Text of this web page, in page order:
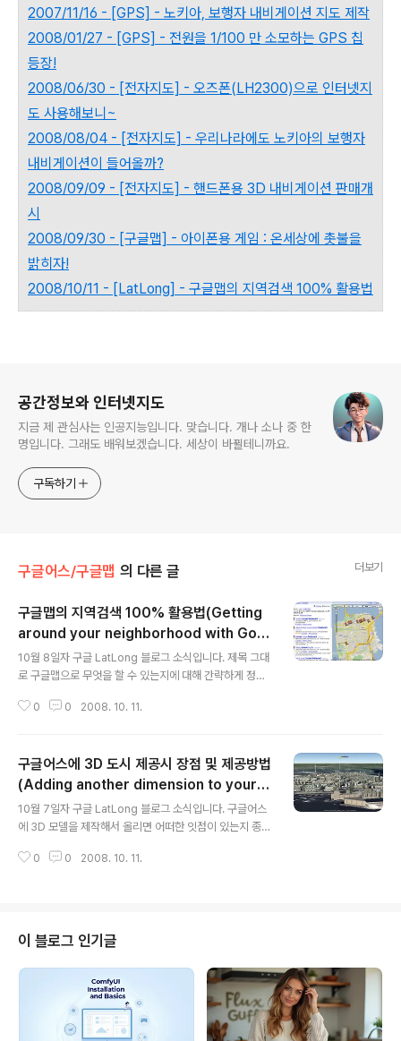
2007/11/16 - [GPS] - 노키아, 보행자 내비게이션 지도 제작
2008/01/27 - [GPS] - 전원을 1/100 만 소모하는 GPS 칩
등장!
2008/06/30 - [전자지도] - 오즈폰(LH2300)으로 인터넷지
도 사용해보니~
2008/08/04 - [전자지도] - 우리나라에도 노키아의 보행자
내비게이션이 들어올까?
2008/09/09 - [전자지도] - 핸드폰용 3D 내비게이션 판매개
시
2008/09/30 - [구글맵] - 아이폰용 게임 : 온세상에 촛불을
밝히자!
2008/10/11 - [LatLong] - 구글맵의 지역검색 100% 활용법
공간정보와 인터넷지도
지금 제 관심사는 인공지능입니다. 맞습니다. 개나 소나 중 한
명입니다. 그래도 배워보겠습니다. 세상이 바뀔테니까요.
구독하기
구글어스/구글맵 의 다른 글 더보기
구글맵의 지역검색 100% 활용법(Getting
around your neighborhood with Goo
gle Maps)
10월 8일자 구글 LatLong 블로그 소식입니다. 제목 그대
로 구글맵으로 무엇을 할 수 있는지에 대해 간략하게 정리
글에서는 크게 다음과 같이 4가지 목적 때문에 지도를 사
문하거나 여행갈 때 그 주변의 시설, 업소 등을 알아보고 싶
을 때 3. 내가 있는 지역에서 그 곳까지 어떻게 찾아가는 방
법을 알고 싶을 때 4. 자신만의 지도를 제작하여 이를 공유
하고자 할 때 이중에서 가장 중요한 기능이 2번째 종류의
또는 지역정보라고 합니다. 이 글에서도 가장 중요한 기능
0 0 2008. 10. 11.
구글어스에 3D 도시 제공시 장점 및 제공방법
(Adding another dimension to your ci
ty)
10월 7일자 구글 LatLong 블로그 소식입니다. 구글어스
에 3D 모델을 제작해서 올리면 어떠한 잇점이 있는지 종합
을 정리한 글입니다. 구글어스에 올려져 있는 3D 모델은,
경우 개인 혹은 지방자치단체 등에서 자발적으로 제작하여
구글에 제공한 것들입니다. 아래는 독일 함부르크(Hambu
rg) 시의 3D 모델입니다. 엄청나게 멋진 모델이 가득차 있
는 것을 보실 수 있습니다. 직접보시려면 바로 아래에 있는
KML 파일을 실행시키시면 됩니다. 3D 도시가 완벽하게
갖추어진다면 많..
0 0 2008. 10. 11.
이 블로그 인기글